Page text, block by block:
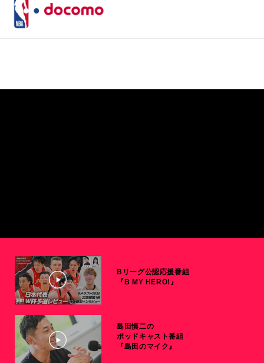
Bリーグ公認応援番組
『B MY HERO!』
島田慎二の
ポッドキャスト番組
『島田のマイク』